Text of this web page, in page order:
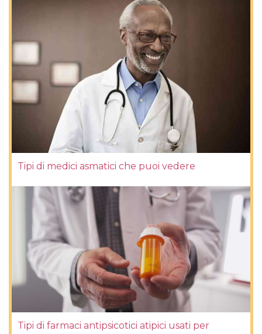
Tipi di medici asmatici che puoi vedere
Tipi di farmaci antipsicotici atipici usati per